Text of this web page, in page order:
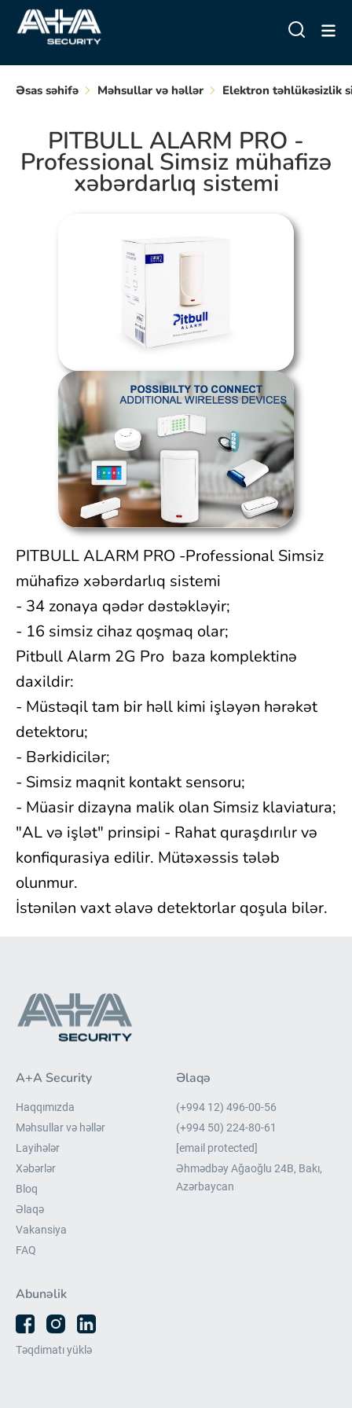
Əsas səhifə Məhsullar və həllər Elektron təhlükəsizlik
PITBULL ALARM PRO -
Professional Simsiz mühafizə
xəbərdarlıq sistemi
PITBULL ALARM PRO -Professional Simsiz
mühafizə xəbərdarlıq sistemi
- 34 zonaya qədər dəstəkləyir;
- 16 simsiz cihaz qoşmaq olar;
Pitbull Alarm 2G Pro baza komplektinə
daxildir:
- Müstəqil tam bir həll kimi işləyən hərəkət
detektoru;
- Bərkidicilər;
- Simsiz maqnit kontakt sensoru;
- Müasir dizayna malik olan Simsiz klaviatura;
"AL və işlət" prinsipi - Rahat quraşdırılır və
konfiqurasiya edilir. Mütəxəssis tələb
olunmur.
İstənilən vaxt əlavə detektorlar qoşula bilər.
A+A Security
Haqqımızda
Məhsullar və həllər
Layihələr
Xəbərlər
Bloq
Əlaqə
Vakansiya
FAQ
Əlaqə
(+994 12) 496-00-56
(+994 50) 224-80-61
[email protected]
Əhmədbəy Ağaoğlu 24B, Bakı,
Azərbaycan
Abunəlik
Təqdimatı yüklə